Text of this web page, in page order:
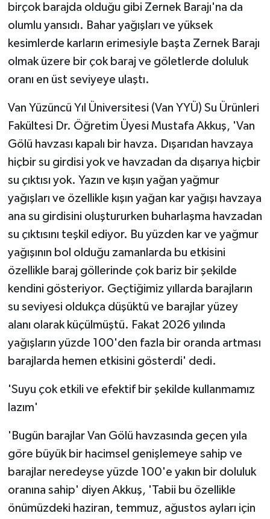
birçok barajda olduğu gibi Zernek Barajı'na da
olumlu yansıdı. Bahar yağışları ve yüksek
kesimlerde karların erimesiyle başta Zernek Barajı
olmak üzere bir çok baraj ve göletlerde doluluk
oranı en üst seviyeye ulaştı.
Van Yüzüncü Yıl Üniversitesi (Van YYÜ) Su Ürünleri
Fakültesi Dr. Öğretim Üyesi Mustafa Akkuş, 'Van
Gölü havzası kapalı bir havza. Dışarıdan havzaya
hiçbir su girdisi yok ve havzadan da dışarıya hiçbir
su çıktısı yok. Yazın ve kışın yağan yağmur
yağışları ve özellikle kışın yağan kar yağışı havzaya
ana su girdisini oluştururken buharlaşma havzadan
su çıktısını teşkil ediyor. Bu yüzden kar ve yağmur
yağışının bol olduğu zamanlarda bu etkisini
özellikle baraj göllerinde çok bariz bir şekilde
kendini gösteriyor. Geçtiğimiz yıllarda barajların
su seviyesi oldukça düşüktü ve barajlar yüzey
alanı olarak küçülmüştü. Fakat 2026 yılında
yağışların yüzde 100'den fazla bir oranda artması
barajlarda hemen etkisini gösterdi' dedi.
'Suyu çok etkili ve efektif bir şekilde kullanmamız
lazım'
'Bugün barajlar Van Gölü havzasında geçen yıla
göre büyük bir hacimsel genişlemeye sahip ve
barajlar neredeyse yüzde 100'e yakın bir doluluk
oranına sahip' diyen Akkuş, 'Tabii bu özellikle
önümüzdeki haziran, temmuz, ağustos ayları için